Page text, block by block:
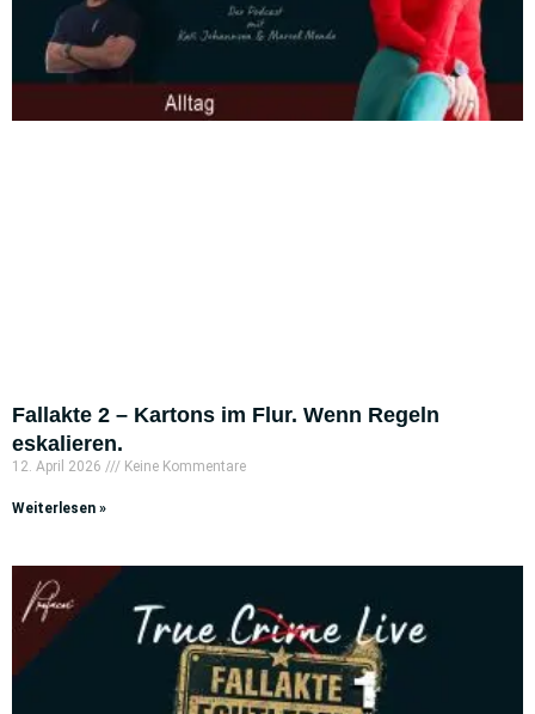
Fallakte 2 – Kartons im Flur. Wenn Regeln
eskalieren.
12. April 2026 Keine Kommentare
Weiterlesen »